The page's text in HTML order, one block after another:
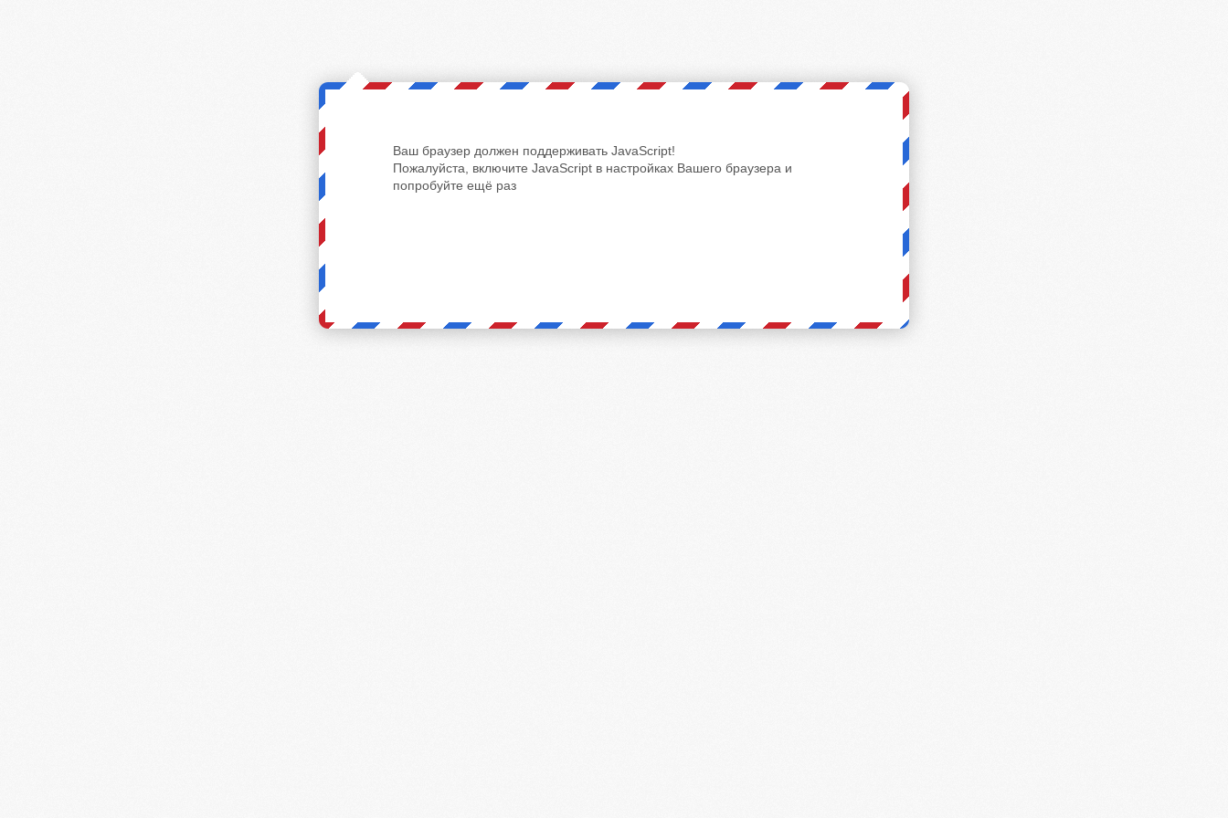
Ваш браузер должен поддерживать JavaScript!
Пожалуйста, включите JavaScript в настройках Вашего браузера и
попробуйте ещё раз